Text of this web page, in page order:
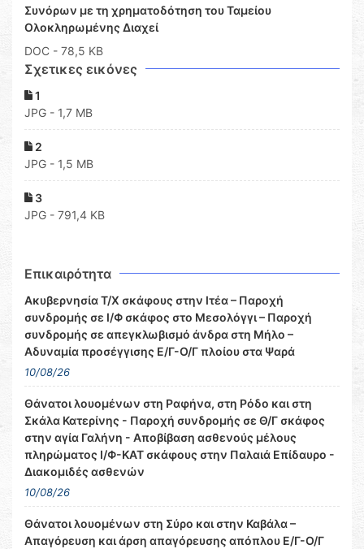
Συνόρων με τη χρηματοδότηση του Ταμείου
Ολοκληρωμένης Διαχεί
DOC - 78,5 KB
Σχετικες εικόνες
1
JPG - 1,7 MB
2
JPG - 1,5 MB
3
JPG - 791,4 KB
Επικαιρότητα
Ακυβερνησία Τ/Χ σκάφους στην Ιτέα – Παροχή
συνδρομής σε Ι/Φ σκάφος στο Μεσολόγγι – Παροχή
συνδρομής σε απεγκλωβισμό άνδρα στη Μήλο –
Αδυναμία προσέγγισης Ε/Γ-Ο/Γ πλοίου στα Ψαρά
10/08/26
Θάνατοι λουομένων στη Ραφήνα, στη Ρόδο και στη
Σκάλα Κατερίνης - Παροχή συνδρομής σε Θ/Γ σκάφος
στην αγία Γαλήνη - Αποβίβαση ασθενούς μέλους
πληρώματος Ι/Φ-ΚΑΤ σκάφους στην Παλαιά Επίδαυρο -
Διακομιδές ασθενών
10/08/26
Θάνατοι λουομένων στη Σύρο και στην Καβάλα –
Απαγόρευση και άρση απαγόρευσης απόπλου Ε/Γ-Ο/Γ